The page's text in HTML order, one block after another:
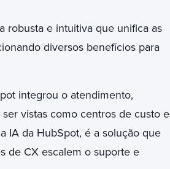
robusta e intuitiva que unifica as
diversos benefícios para
integrou o atendimento,
vistas como centros de custo e
IA da HubSpot, é a solução que
de CX escalem o suporte e